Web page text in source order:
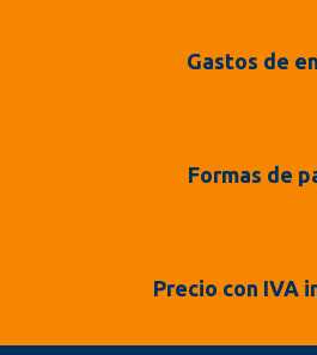
Gastos de
Formas de
Precio con IVA